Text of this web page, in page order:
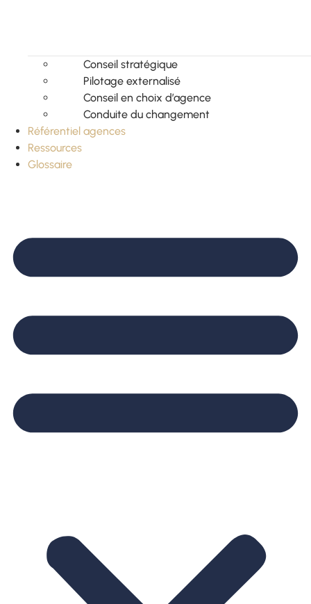
Conseil stratégique
Pilotage externalisé
Conseil en choix d’agence
Conduite du changement
Référentiel agences
Ressources
Glossaire